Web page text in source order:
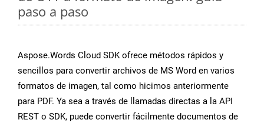
paso a paso
Aspose.Words Cloud SDK ofrece métodos rápidos y
sencillos para convertir archivos de MS Word en varios
formatos de imagen, tal como hicimos anteriormente
para PDF. Ya sea a través de llamadas directas a la API
REST o SDK, puede convertir fácilmente documentos de